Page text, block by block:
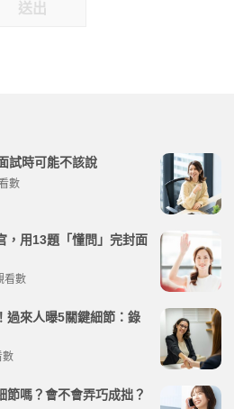
送出
試時可能不該說
數
，用13題「懂問」完封面
看數
過來人曝5關鍵細節：錄
數
節嗎？會不會弄巧成拙？